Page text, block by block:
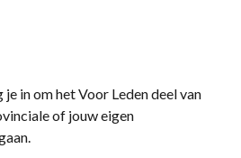
in om het Voor Leden deel van
of jouw eigen